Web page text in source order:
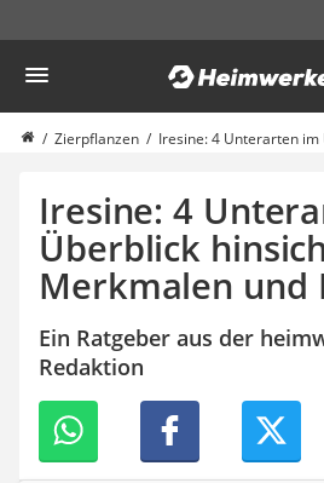
Garten
Akku-Laubsauger
Faltpavillon
Schlauchtrommel
Solar-Lichterkette außen
Teleskopleiter
Ameisengift
Pavillon
Sichtschutzstreifen
Akku-Laubbläser
Koifutter
Kassettenmarkise
Bosch-Heckenschere
Zierpflanzen
Iresine: 4
Überblick
Merkmalen und
Ein Ratgeber aus der
Redaktion